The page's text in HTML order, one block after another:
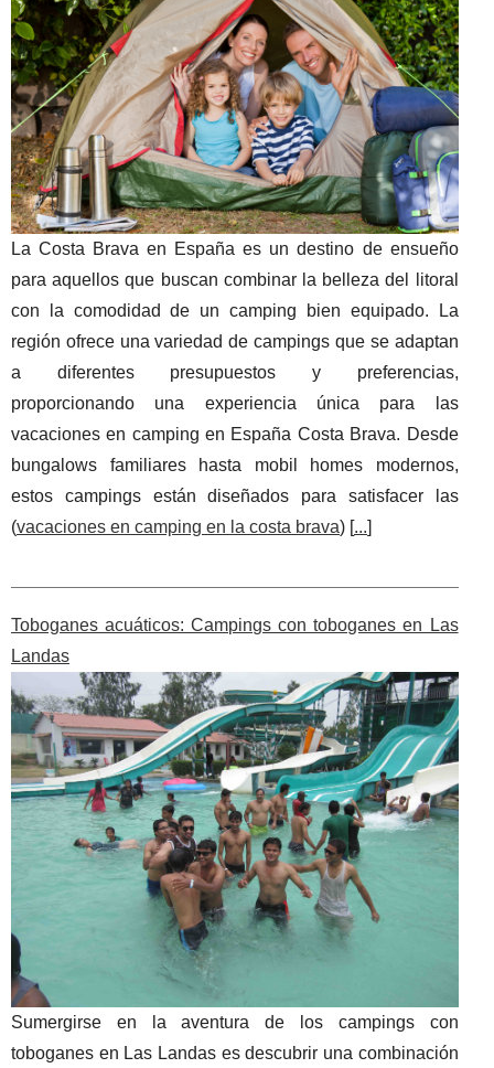
La Costa Brava en España es un destino de ensueño
para aquellos que buscan combinar la belleza del litoral
con la comodidad de un camping bien equipado. La
región ofrece una variedad de campings que se adaptan
a diferentes presupuestos y preferencias,
proporcionando una experiencia única para las
vacaciones en camping en España Costa Brava. Desde
bungalows familiares hasta mobil homes modernos,
estos campings están diseñados para satisfacer las
(vacaciones en camping en la costa brava) [...]
Toboganes acuáticos: Campings con toboganes en Las
Landas
Sumergirse en la aventura de los campings con
toboganes en Las Landas es descubrir una combinación